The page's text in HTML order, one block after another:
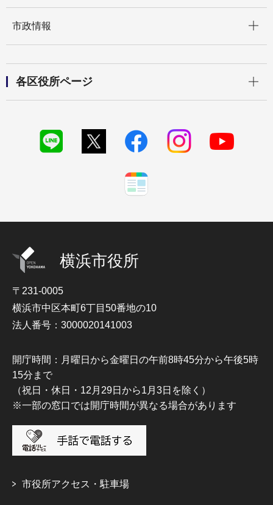
市政情報
各区役所ページ
横浜市役所
〒231-0005
横浜市中区本町6丁目50番地の10
法人番号：3000020141003
開庁時間：月曜日から金曜日の午前8時45分から午後5時
15分まで
（祝日・休日・12月29日から1月3日を除く）
※一部の窓口では開庁時間が異なる場合があります
市役所アクセス・駐車場